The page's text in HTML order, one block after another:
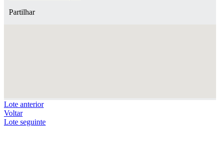
Partilhar
Lote anterior
Voltar
Lote seguinte